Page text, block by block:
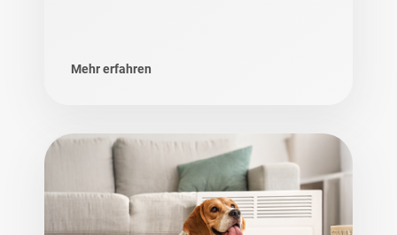
Mehr erfahren